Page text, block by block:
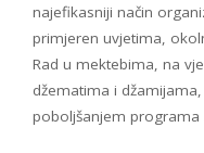
najefikasniji način
primjeren uvjetima,
Rad u mektebima, na
džematima i
poboljšanjem programa